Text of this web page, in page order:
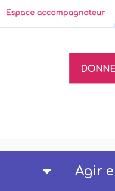
Agir